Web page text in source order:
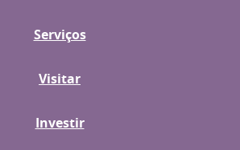
Serviços
Visitar
Investir